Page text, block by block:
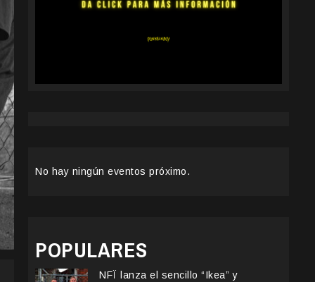
No hay ningún eventos próximo.
POPULARES
NFÏ lanza el sencillo “Ikea” y